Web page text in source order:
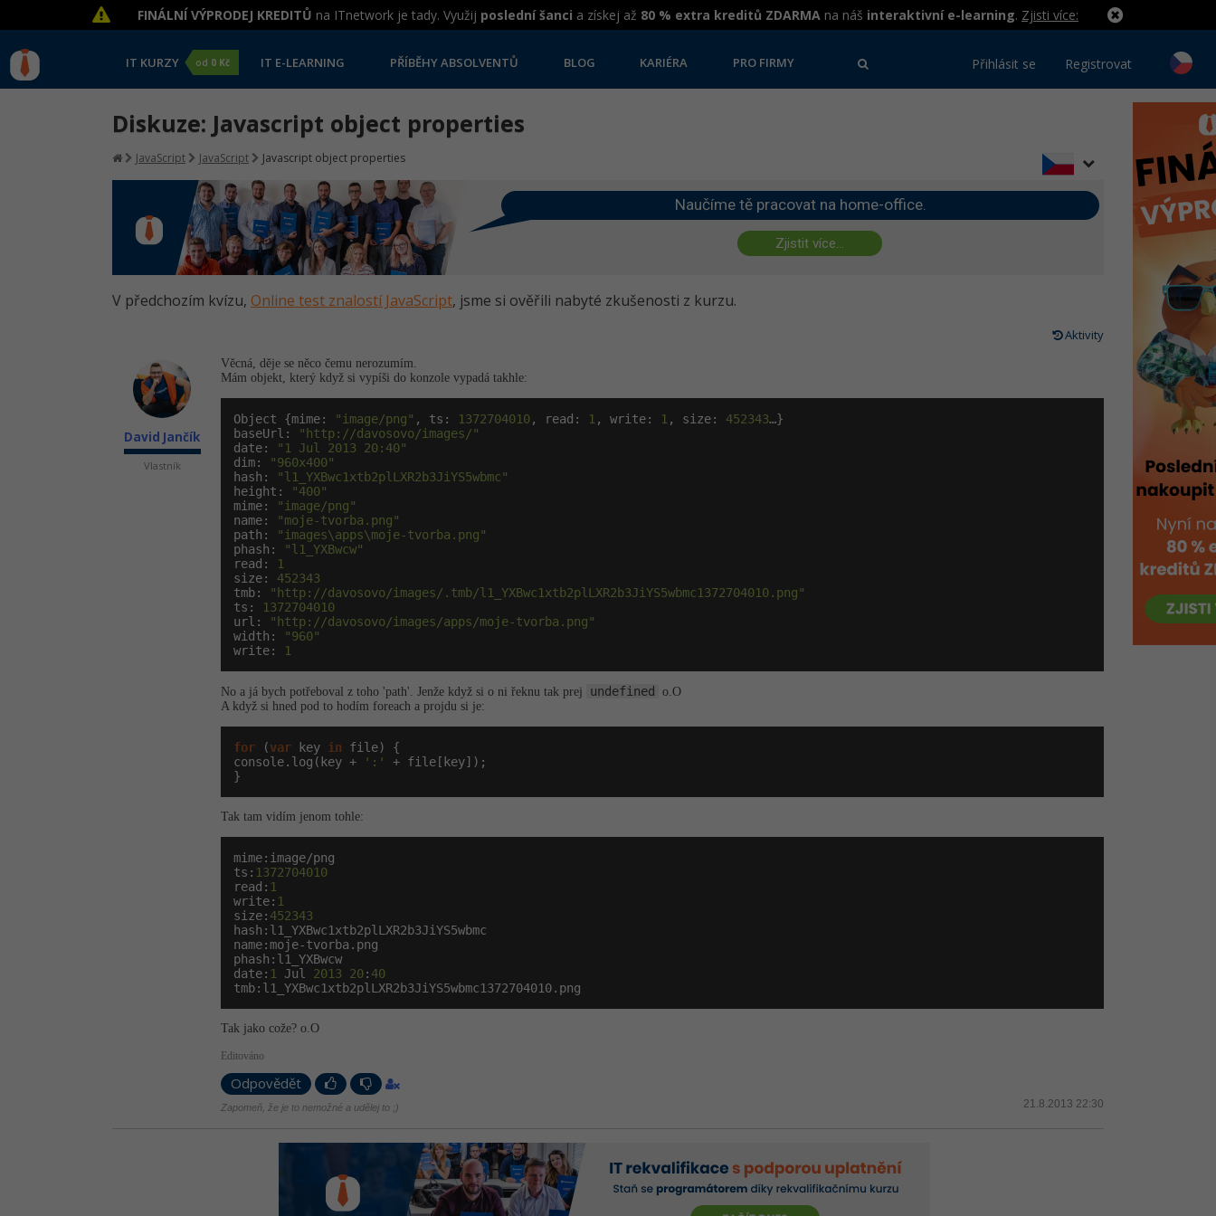
FINÁLNÍ VÝPRODEJ KREDITŮ na ITnetwork je tady. Využij poslední šanci a získej až 80 % extra kreditů ZDARMA na náš interaktivní e-learning. Zjisti více:
IT KURZY od 0 Kč IT E-LEARNING PŘÍBĚHY ABSOLVENTŮ BLOG KARIÉRA PRO FIRMY Přihlásit se Registrovat
Diskuze: Javascript object properties
JavaScript JavaScript Javascript object properties
Naučíme tě pracovat na home-office.
Zjistit více...
V předchozím kvízu, Online test znalostí JavaScript, jsme si ověřili nabyté zkušenosti z kurzu.
Aktivity
David Jančík
Vlastník
Věcná, děje se něco čemu nerozumím.
Mám objekt, který když si vypíši do konzole vypadá takhle:
Object {mime: "image/png" , ts: 1372704010, read: 1 , write: 1 , size: 452343…}
baseUrl:
"http://davosovo/images/"
date:
"1 Jul 2013 20:40"
dim:
"960x400"
hash:
"l1_YXBwc1xtb2plLXR2b3JiYS5wbmc"
height:
"400"
mime:
"image/png"
name:
"moje-tvorba.png"
path:
"images\apps\moje-tvorba.png"
phash:
"l1_YXBwcw"
read:
1
size: 452343
tmb:
"http://davosovo/images/.tmb/l1_YXBwc1xtb2plLXR2b3JiYS5wbmc1372704010.png"
ts:
1372704010
url:
"http://davosovo/images/apps/moje-tvorba.png"
width:
"960"
write:
1
No a já bych potřeboval z toho 'path'. Jenže když si o ni řeknu tak prej undefined
o.O
A když si hned pod to hodím foreach a projdu si je:
for (var key in file) {
console.log(key +
':'
+ file[key]);
}
Tak tam vidím jenom tohle:
mime:image/png
ts: 1372704010
read: 1
write: 1
size: 452343
hash:l1_YXBwc1xtb2plLXR2b3JiYS5wbmc
name:moje-tvorba.png
phash:l1_YXBwcw
date: 1 Jul 2013 20: 40
tmb:l1_YXBwc1xtb2plLXR2b3JiYS5wbmc1372704010.png
Tak jako cože? o.O
Editováno
Odpovědět
21.8.2013 22:30
Zapomeň, že je to nemožné a udělej to ;)